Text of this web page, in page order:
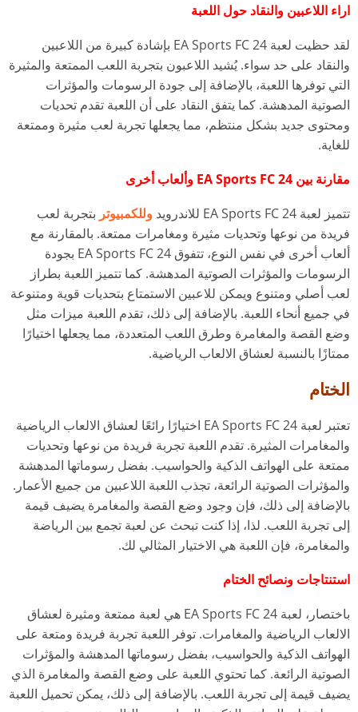
اراء اللاعبين والنقاد حول اللعبة
لقد حظيت لعبة EA Sports FC 24 بإشادة كبيرة من اللاعبين
والنقاد على حد سواء. يُشيد اللاعبون بتجربة اللعب الممتعة والمثيرة
التي توفرها اللعبة، بالإضافة إلى جودة الرسومات والمؤثرات
الصوتية المدهشة. كما يتفق النقاد على أن اللعبة تقدم تحديات
ومحتوى جديد بشكل منتظم، مما يجعلها تجربة لعب مثيرة وممتعة
للغاية.
مقارنة بين EA Sports FC 24 وألعاب أخرى
تتميز لعبة EA Sports FC 24 للاندرويد
وللكمبيوتر بتجربة لعب
فريدة من نوعها وتحديات مثيرة ومغامرات ممتعة. بالمقارنة مع
ألعاب أخرى في نفس النوع، تتفوق EA Sports FC 24 بجودة
الرسومات والمؤثرات الصوتية المدهشة. كما تتميز اللعبة بطراز
لعب أصلي ومتنوع ويمكن للاعبين الاستمتاع بتحديات قوية ومتنوعة
في جميع أنحاء اللعبة. بالإضافة إلى ذلك، تقدم اللعبة ميزات مثل
وضع القصة والمغامرة وطرق اللعب المتعددة، مما يجعلها اختيارًا
ممتازًا بالنسبة لعشاق الالعاب الرياضية.
الختام
تعتبر لعبة EA Sports FC 24 اختيارًا رائعًا لعشاق الالعاب الرياضية
والمغامرات المثيرة. تقدم اللعبة تجربة فريدة من نوعها وتحديات
ممتعة على الهواتف الذكية والحواسيب. بفضل رسوماتها المدهشة
والمؤثرات الصوتية الرائعة، تجذب اللعبة اللاعبين من جميع الأعمار.
بالإضافة إلى ذلك، فإن وجود وضع القصة والمغامرة يضيف قيمة
إلى تجربة اللعب. لذا، إذا كنت تبحث عن لعبة تجمع بين الرياضة
والمغامرة، فإن اللعبة هي الاختيار المثالي لك.
استنتاجات ونصائح الختام
باختصار، لعبة EA Sports FC 24 هي لعبة ممتعة ومثيرة لعشاق
الالعاب الرياضية والمغامرات. توفر اللعبة تجربة فريدة ومتعة على
الهواتف الذكية والحواسيب، بفضل رسوماتها المدهشة والمؤثرات
الصوتية الرائعة. كما تحتوي اللعبة على وضع القصة والمغامرة الذي
يضيف قيمة إلى تجربة اللعب. بالإضافة إلى ذلك، يمكن تحميل اللعبة